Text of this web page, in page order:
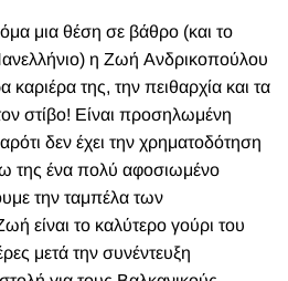
μια θέση σε βάθρο (και το
η Ζωή Ανδρικοπούλου
καριέρα της, την πειθαρχία και τα
στίβο! Είναι προσηλωμένη
δεν έχει την χρηματοδότηση
της ένα πολύ αφοσιωμένο
την ταμπέλα των
είναι το καλύτερο γούρι του
μετά την συνέντευξη